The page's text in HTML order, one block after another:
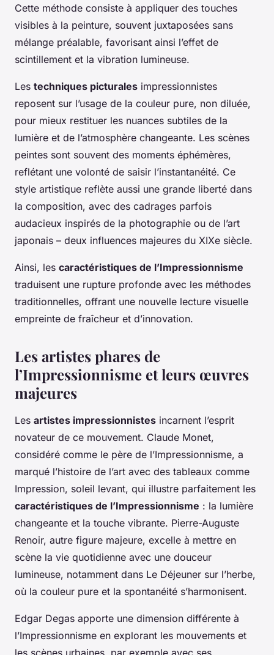
Cette méthode consiste à appliquer des touches
visibles à la peinture, souvent juxtaposées sans
mélange préalable, favorisant ainsi l’effet de
scintillement et la vibration lumineuse.
Les techniques picturales impressionnistes
reposent sur l’usage de la couleur pure, non diluée,
pour mieux restituer les nuances subtiles de la
lumière et de l’atmosphère changeante. Les scènes
peintes sont souvent des moments éphémères,
reflétant une volonté de saisir l’instantanéité. Ce
style artistique reflète aussi une grande liberté dans
la composition, avec des cadrages parfois
audacieux inspirés de la photographie ou de l’art
japonais – deux influences majeures du XIXe siècle.
Ainsi, les caractéristiques de l’Impressionnisme
traduisent une rupture profonde avec les méthodes
traditionnelles, offrant une nouvelle lecture visuelle
empreinte de fraîcheur et d’innovation.
Les artistes phares de
l’Impressionnisme et leurs œuvres
majeures
Les artistes impressionnistes incarnent l’esprit
novateur de ce mouvement. Claude Monet,
considéré comme le père de l’Impressionnisme, a
marqué l’histoire de l’art avec des tableaux comme
Impression, soleil levant, qui illustre parfaitement les
caractéristiques de l’Impressionnisme : la lumière
changeante et la touche vibrante. Pierre-Auguste
Renoir, autre figure majeure, excelle à mettre en
scène la vie quotidienne avec une douceur
lumineuse, notamment dans Le Déjeuner sur l’herbe,
où la couleur pure et la spontanéité s’harmonisent.
Edgar Degas apporte une dimension différente à
l’Impressionnisme en explorant les mouvements et